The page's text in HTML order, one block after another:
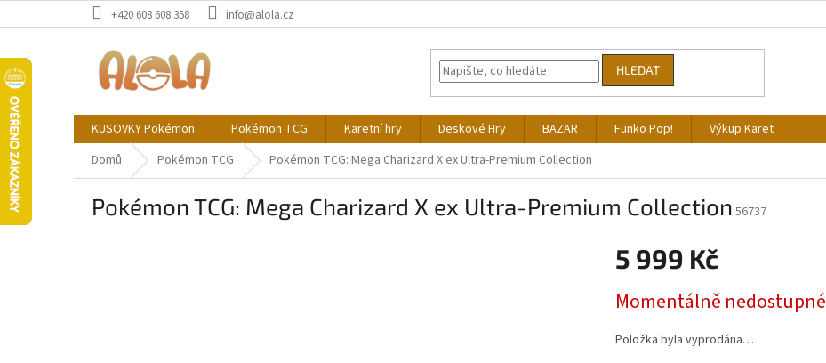
na
+420 608 608 358 info@alola.cz
HLEDAT
KUSOVKY Pokémon Pokémon TCG Karetní hry Deskové Hry BAZAR Funko Pop!
Výkup Karet
Domů
Pokémon TCG Pokémon TCG: Mega Charizard X ex Ultra-Premium Collection
Pokémon TCG: Mega Charizard X ex Ultra-Premium Collection 56737
5 999 Kč
cena:
Momentálně nedostupné
Položka byla vyprodána…